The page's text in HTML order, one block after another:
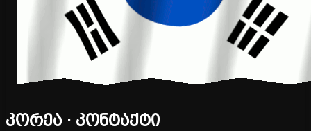
კორეა · კონტაქტი